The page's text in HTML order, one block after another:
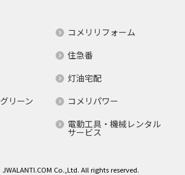
コメリリフォーム
住急番
灯油宅配
リーン
コメリパワー
電動工具・機械レンタル
サービス
Co.,Ltd. All rights reserved.